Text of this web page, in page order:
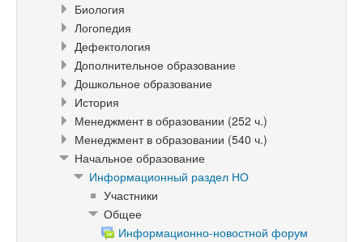
Биология
Логопедия
Дефектология
Дополнительное образование
Дошкольное образование
История
Менеджмент в образовании (252 ч.)
Менеджмент в образовании (540 ч.)
Начальное образование
Информационный раздел НО
Участники
Общее
Информационно-новостной форум